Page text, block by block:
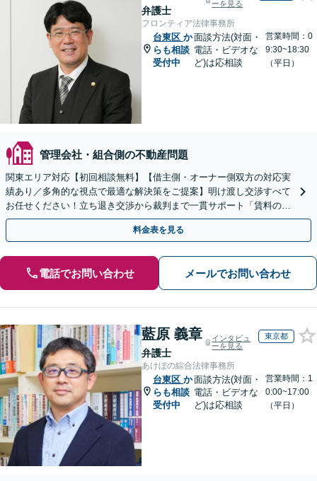
弁護士
ーを見る
フロンティア法律事務所
台東区 か
らも相談
受付中
面談方法(対面・
電話・ビデオな
ど)は応相談
営業時間：0
9:30~18:30
（平日）
管理会社・組合側の不動産問題
関東エリア対応【初回相談無料】【借主側・オーナー側双方の対応実
績あり／多角的な視点で最適な解決策をご提案】明け渡し交渉すべて
お任せください！立ち退き交渉から裁判まで一貫サポート「賃料の増
額・減額の交渉も対応実績豊富」【休日・夜間相談可】
料金表を見る
電話でお問い合わせ メールでお問い合わせ
藍原 義章
弁護士
インタビュ
ーを見る
東京都
あけぼの綜合法律事務所
台東区 か
らも相談
受付中
面談方法(対面・
電話・ビデオな
ど)は応相談
営業時間：1
0:00~17:00
（平日）